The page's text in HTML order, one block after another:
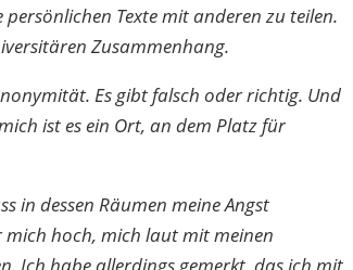
Texte mit anderen zu teilen.
Zusammenhang.
Es gibt falsch oder richtig. Und
ist es ein Ort, an dem Platz für
in dessen Räumen meine Angst
mich hoch, mich laut mit meinen